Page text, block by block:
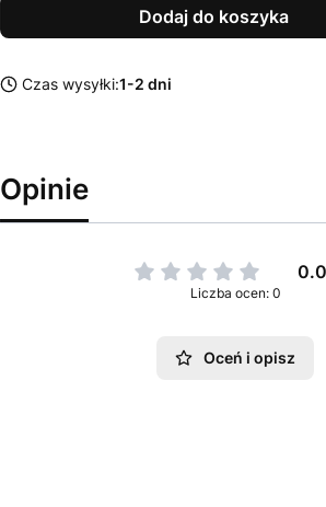
Dodaj do koszyka
Czas wysyłki:1-2 dni
Opinie
Liczba ocen: 0
Oceń i opisz